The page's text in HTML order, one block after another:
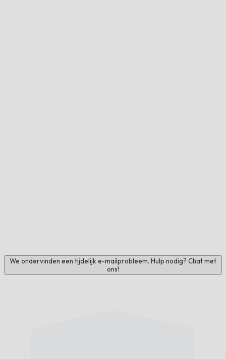
We ondervinden een tijdelijk e-mailprobleem. Hulp nodig? Chat met
ons!